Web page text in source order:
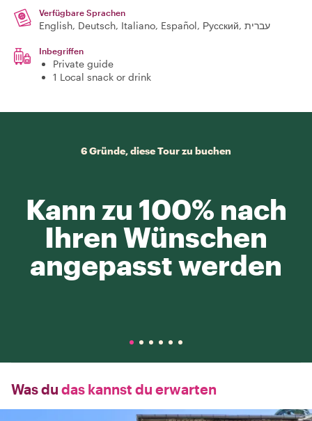
Verfügbare Sprachen
English, Deutsch, Italiano, Español, Русский, עברית
Inbegriffen
Private guide
1 Local snack or drink
6 Gründe, diese Tour zu buchen
Kann zu 100% nach
Ihren Wünschen
angepasst werden
Was du das kannst du erwarten